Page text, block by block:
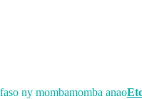
ny mombamomba anao